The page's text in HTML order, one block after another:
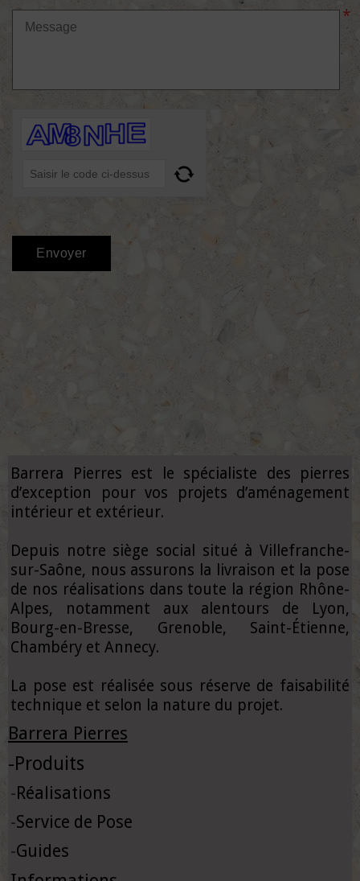
Barrera Pierres est le spécialiste des pierres
d’exception pour vos projets d’aménagement
intérieur et extérieur.
Depuis notre siège social situé à Villefranche-
sur-Saône, nous assurons la livraison et la pose
de nos réalisations dans toute la région Rhône-
Alpes, notamment aux alentours de Lyon,
Bourg-en-Bresse, Grenoble, Saint-Étienne,
Chambéry et Annecy.
La pose est réalisée sous réserve de faisabilité
technique et selon la nature du projet.
Barrera Pierres
-Produits
- Réalisations
-Service de Pose
-Guides